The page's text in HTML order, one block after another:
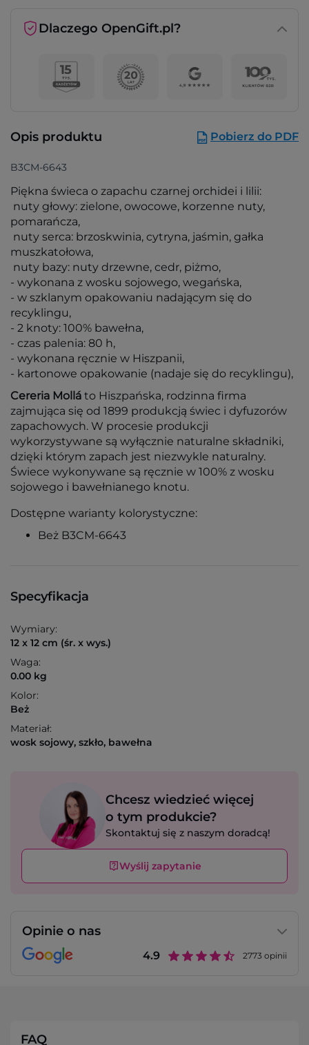
Dlaczego OpenGift.pl?
Opis produktu Pobierz do PDF
B3CM-6643
Piękna świeca o zapachu czarnej orchidei i lilii:
nuty głowy: zielone, owocowe, korzenne nuty,
pomarańcza,
nuty serca: brzoskwinia, cytryna, jaśmin, gałka
muszkatołowa,
nuty bazy: nuty drzewne, cedr, piżmo,
- wykonana z wosku sojowego, wegańska,
- w szklanym opakowaniu nadającym się do
recyklingu,
- 2 knoty: 100% bawełna,
- czas palenia: 80 h,
- wykonana ręcznie w Hiszpanii,
- kartonowe opakowanie (nadaje się do recyklingu),
Cereria Mollá to Hiszpańska, rodzinna firma
zajmująca się od 1899 produkcją świec i dyfuzorów
zapachowych. W procesie produkcji
wykorzystywane są wyłącznie naturalne składniki,
dzięki którym zapach jest niezwykle naturalny.
Świece wykonywane są ręcznie w 100% z wosku
sojowego i bawełnianego knotu.
Dostępne warianty kolorystyczne:
Beż B3CM-6643
Specyfikacja
Wymiary:
12 x 12 cm (śr. x wys.)
Waga:
0.00 kg
Kolor:
Beż
Materiał:
wosk sojowy, szkło, bawełna
Chcesz wiedzieć więcej
o tym produkcie?
Skontaktuj się z naszym doradcą!
Wyślij zapytanie
Opinie o nas
4.9 2773 opinii
FAQ